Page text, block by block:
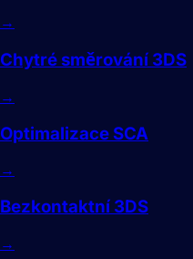
→
Chytré směrování 3DS
→
Optimalizace SCA
→
Bezkontaktní 3DS
→